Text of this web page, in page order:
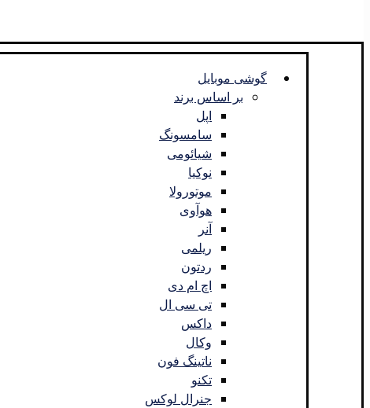
گوشی موبایل
بر اساس برند
اپل
سامسونگ
شیائومی
نوکیا
موتورولا
هوآوی
آنر
ریلمی
ردتون
اچ ام دی
تی سی ال
داکس
وکال
ناتینگ فون
تکنو
جنرال لوکس